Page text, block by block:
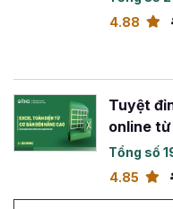
4.88
Tuyệt
online
Tổng số
4.85